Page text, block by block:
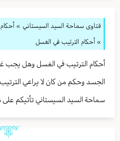
فتاوى سماحة السيد السيستاني »
» أحكام الترتيب في الغسل
أحكام الترتيب في الغسل وهل يجب
الجسد وحكم من كان لا يراعي
سماحة السيد السيستاني تأتيكم